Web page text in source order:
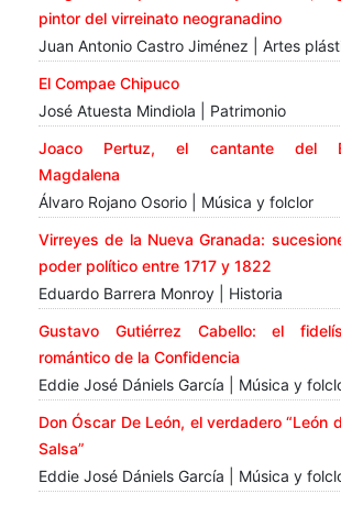
pintor del virreinato neogranadino
Juan Antonio Castro Jiménez | Artes
El Compae Chipuco
José Atuesta Mindiola | Patrimonio
Joaco Pertuz, el cantante del
Magdalena
Álvaro Rojano Osorio | Música y folclor
Virreyes de la Nueva Granada:
poder político entre 1717 y 1822
Eduardo Barrera Monroy | Historia
Gustavo Gutiérrez Cabello: el
romántico de la Confidencia
Eddie José Dániels García | Música y
Don Óscar De León, el verdadero “León
Salsa”
Eddie José Dániels García | Música y